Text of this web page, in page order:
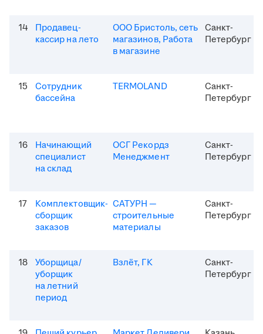
14
Продавец-
кассир на лето
ООО Бристоль, сеть
магазинов, Работа
в магазине
Санкт-
Петербург
15
Сотрудник
бассейна
TERMOLAND
Санкт-
Петербург
16
Начинающий
специалист
на склад
ОСГ Рекордз
Менеджмент
Санкт-
Петербург
17
Комплектовщик-
сборщик
заказов
САТУРН —
строительные
материалы
Санкт-
Петербург
18
Уборщица/
уборщик
на летний
период
Взлёт, ГК
Санкт-
Петербург